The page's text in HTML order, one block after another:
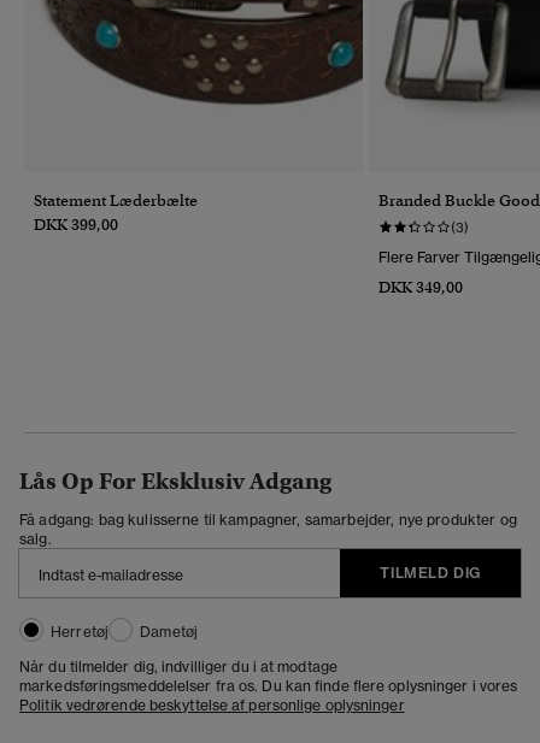
Statement Læderbælte
DKK 399,00
Branded Buckle
(3)
Flere Farver
DKK 349,00
Lås Op For Eksklusiv Adgang
Få adgang: bag kulisserne til kampagner, samarbejder, nye produkter og
salg.
TILMELD DIG
Herretøj
Dametøj
Når du tilmelder dig, indvilliger du i at modtage
markedsføringsmeddelelser fra os. Du kan finde flere oplysninger i vores
Politik vedrørende beskyttelse af personlige oplysninger